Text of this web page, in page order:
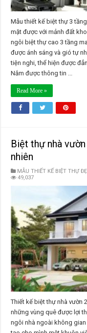
Mẫu thiết kế biệt thự 3
mặt được với mảnh đất
ngôi biệt thự cao 3 tầng
được ánh sáng và gió tự
tiện nghi, thể hiện được
Nắm được thông tin ...
Read More »
Biệt thự nhà
nhiên
MẪU THIẾT KẾ BIỆT THỰ
49,037
Thiết kế biệt thự nhà vườn
những vùng quê được lợi
ngôi nhà ngoài không